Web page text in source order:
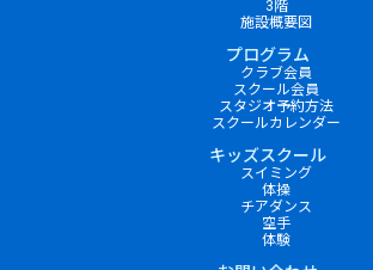
3階
施設概要図
プログラム
クラブ会員
スクール会員
スタジオ予約方法
スクールカレンダー
キッズスクール
スイミング
体操
チアダンス
空手
体験